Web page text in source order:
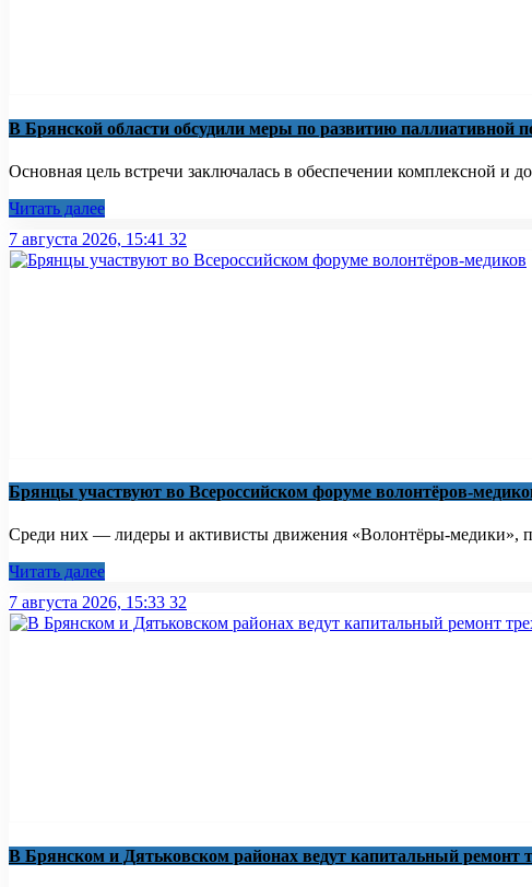
В Брянской области обсудили меры по развитию паллиативной
Основная цель встречи заключалась в обеспечении комплексной и
Читать далее
7 августа 2026, 15:41 32
Брянцы участвуют во Всероссийском форуме волонтёров-
Среди них — лидеры и активисты движения «Волонтёры-медики»,
Читать далее
7 августа 2026, 15:33 32
В Брянском и Дятьковском районах ведут капитальный ремонт